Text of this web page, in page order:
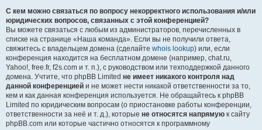
С кем можно связаться по вопросу некорректного использования и/или
юридических вопросов, связанных с этой конференцией?
Вы можете связаться с любым из администраторов, перечисленных в
списке на странице «Наша команда». Если вы не получили ответа,
свяжитесь с владельцем домена (сделайте whois lookup) или, если
конференция находится на бесплатном домене (например, chat.ru,
Yahoo!, free.fr, f2s.com и т. п.), с руководством или техподдержкой данного
домена. Учтите, что phpBB Limited не имеет никакого контроля над
данной конференцией и не может нести никакой ответственности за то,
кем и как данная конференция используется. Не обращайтесь к phpBB
Limited по юридическим вопросам (о приостановке работы конференции,
ответственности за неё и т. д.), которые не относятся напрямую к сайту
phpBB.com или которые частично относятся к программному